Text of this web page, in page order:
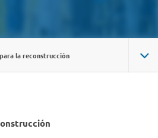
la reconstrucción